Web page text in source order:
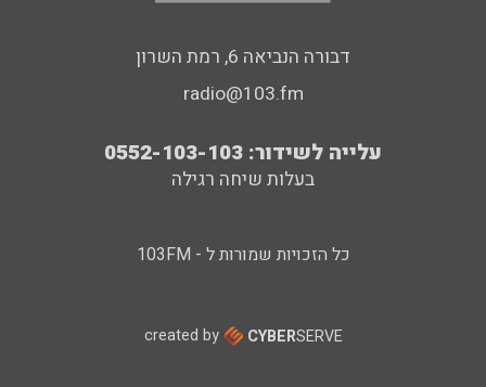
דבורה הנביאה 6, רמת השרון
radio@103.fm
עלייה לשידור: 0552-103-103
בעלות שיחה רגילה
כל הזכויות שמורות ל - 103FM
created by CYBERSERVE